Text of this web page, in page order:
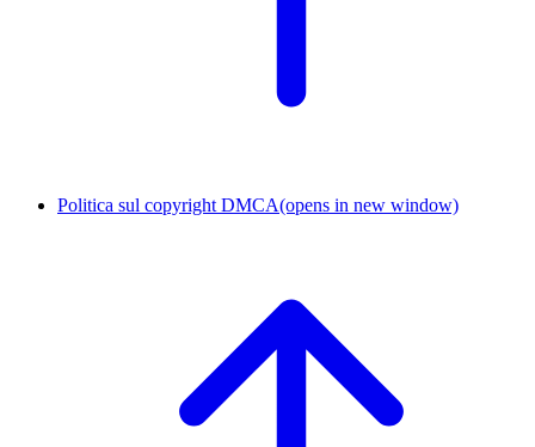
Politica sul copyright DMCA(opens in new window)